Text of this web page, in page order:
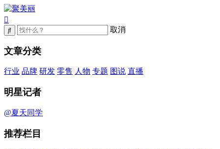
取消
文章分类
行业 品牌 研发 零售 人物 专题 图说 直播
明星记者
@夏天同学
推荐栏目